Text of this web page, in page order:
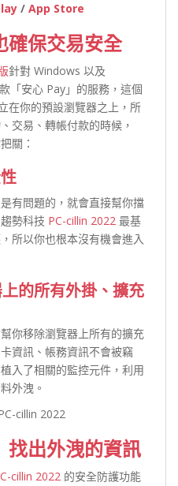
/ App Store
確保交易安全
針對 Windows 以及
「安心 Pay」的服務，這個
在你的預設瀏覽器之上，所
交易、轉帳付款的時候，
關：
有問題的，就會直接幫你擋
勢科技 PC-cillin 2022 最基
所以你也根本沒有機會進入
的所有外掛、擴充
你移除瀏覽器上所有的擴充
資訊、帳務資訊不會被竊
入了相關的監控元件，利用
外洩。
找出外洩的資訊
cillin 2022 的安全防護功能